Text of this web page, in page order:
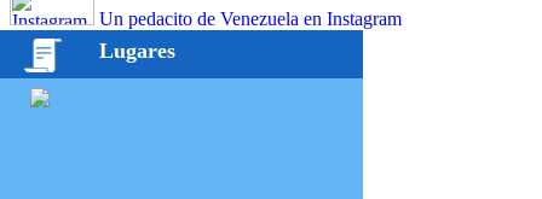
Un pedacito de Venezuela en Instagram
Lugares